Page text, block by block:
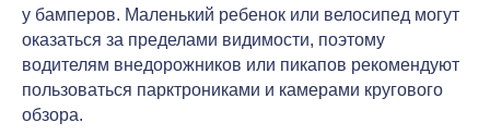
у бамперов. Маленький ребенок или велосипед могут
оказаться за пределами видимости, поэтому
водителям внедорожников или пикапов рекомендуют
пользоваться парктрониками и камерами кругового
обзора.